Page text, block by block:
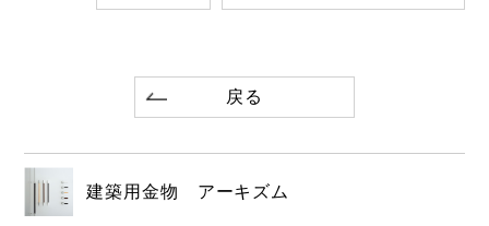
戻る
建築用金物 アーキズム